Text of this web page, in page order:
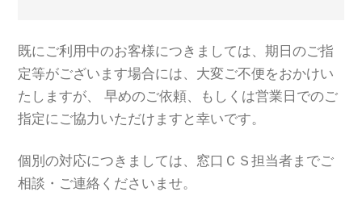
既にご利用中のお客様につきましては、期日のご指
定等がございます場合には、大変ご不便をおかけい
たしますが、 早めのご依頼、もしくは営業日でのご
指定にご協力いただけますと幸いです。
個別の対応につきましては、窓口ＣＳ担当者までご
相談・ご連絡くださいませ。